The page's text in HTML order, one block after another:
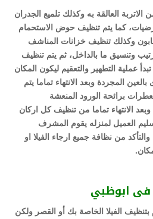
العالقة به وكذلك تلميع الجدران
كما يتم تنظيف حوض الاستحمام
وكذلك تنظيف خزانات المناشف
وتنسيق ما بالداخل، ثم يتم تنظيف
عملية التطهير والتعقيم ليكون المكان
المجردة وبعد الانتهاء تماما يتم
برائحة الورود المنعشة
الانتهاء تماما من تنظيف كل اركان
العميل لمنزله يقوم المشرف
من نظافة جميع ارجاء الفيلا او
فى ابوظبي
الفيلا الخاصة بك أو القصر ولكن